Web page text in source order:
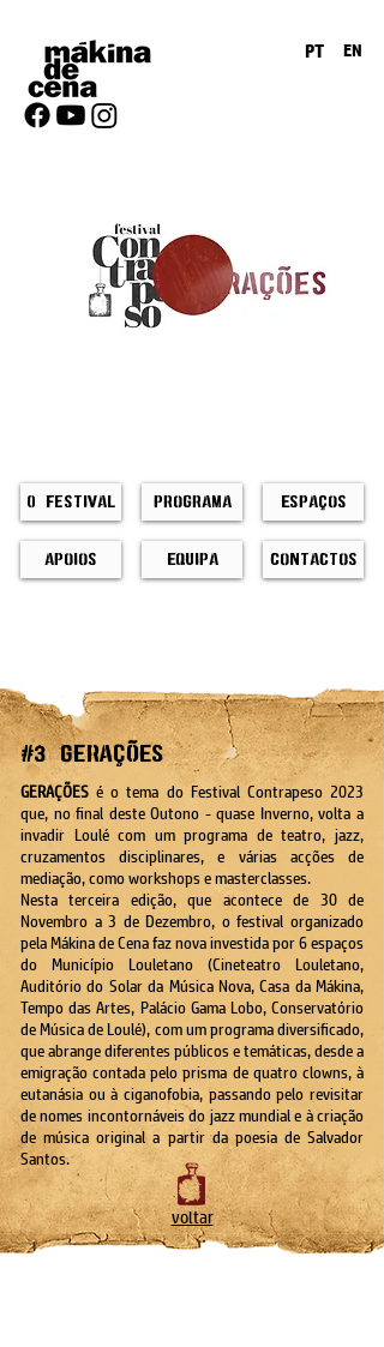
PT EN
O Festival
Apoios
Programa
Equipa
Espaços
Contactos
#3 GERAÇÕES
GERAÇÕES é o tema do Festival Contrapeso 2023
que, no final deste Outono - quase Inverno, volta a
invadir Loulé com um programa de teatro, jazz,
cruzamentos disciplinares, e várias acções de
mediação, como workshops e masterclasses.
Nesta terceira edição, que acontece de 30 de
Novembro a 3 de Dezembro, o festival organizado
pela Mákina de Cena faz nova investida por 6 espaços
do Município Louletano (Cineteatro Louletano,
Auditório do Solar da Música Nova, Casa da Mákina,
Tempo das Artes, Palácio Gama Lobo, Conservatório
de Música de Loulé), com um programa diversificado,
que abrange diferentes públicos e temáticas, desde a
emigração contada pelo prisma de quatro clowns, à
eutanásia ou à ciganofobia, passando pelo revisitar
de nomes incontornáveis do jazz mundiale à criação
de música original a partir da poesia de Salvador
Santos.
voltar